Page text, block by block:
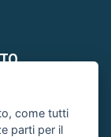
Ticket
come tutti
parti per il